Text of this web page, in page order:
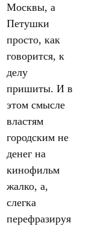
Москвы, а
Петушки
просто, как
говорится, к
делу
пришиты. И в
этом смысле
властям
городским не
денег на
кинофильм
жалко, а,
слегка
перефразируя